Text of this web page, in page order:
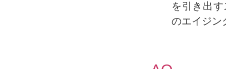
を引き出
のエイジン